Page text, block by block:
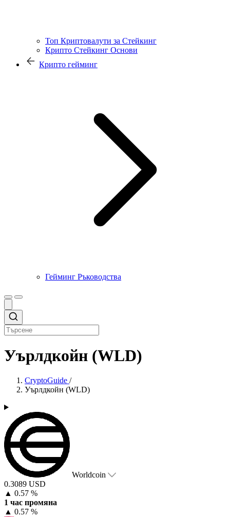
Топ Криптовалути за Стейкинг
Крипто Стейкинг Основи
Крипто гейминг
Гейминг Ръководства
Уърлдкойн (WLD)
CryptoGuide /
Уърлдкойн (WLD)
Worldcoin
0.3089 USD
▲ 0.57 %
1 час промяна
▲ 0.57 %